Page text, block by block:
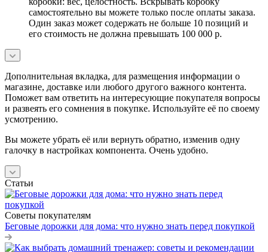
самостоятельно вы можете только после оплаты заказа.
Один заказ может содержать не больше 10 позиций и
его стоимость не должна превышать 100 000 р.
Дополнительная вкладка, для размещения информации о
магазине, доставке или любого другого важного контента.
Поможет вам ответить на интересующие покупателя вопросы
и развеять его сомнения в покупке. Используйте её по своему
усмотрению.
Вы можете убрать её или вернуть обратно, изменив одну
галочку в настройках компонента. Очень удобно.
Статьи
Советы покупателям
Беговые дорожки для дома: что нужно знать перед покупкой